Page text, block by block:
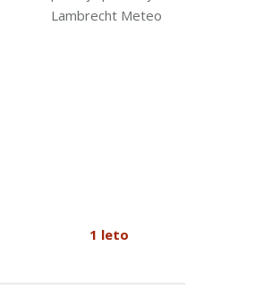
Lambrecht Meteo
1 leto